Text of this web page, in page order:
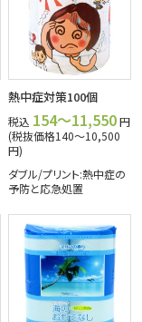
熱中症対策100個
税込 154～11,550円
(税抜価格140～10,500
円)
ダブル/プリント:熱中症の
予防と応急処置